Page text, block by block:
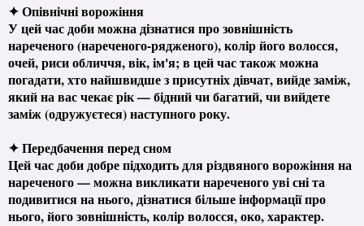
✦ Опівнічні ворожіння
У цей час доби можна дізнатися про зовнішність
нареченого (нареченого-рядженого), колір його волосся,
очей, риси обличчя, вік, ім'я; в цей час також можна
погадати, хто найшвидше з присутніх дівчат, вийде заміж,
який на вас чекає рік — бідний чи багатий, чи вийдете
заміж (одружуєтеся) наступного року.
✦ Передбачення перед сном
Цей час доби добре підходить для різдвяного ворожіння на
нареченого — можна викликати нареченого уві сні та
подивитися на нього, дізнатися більше інформації про
нього, його зовнішність, колір волосся, око, характер.